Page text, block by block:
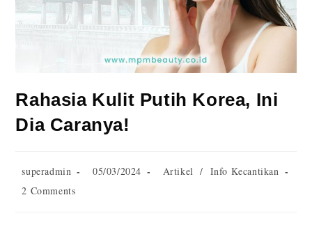
Rahasia Kulit Putih Korea, Ini
Dia Caranya!
superadmin 05/03/2024 Artikel / Info Kecantikan
2 Comments